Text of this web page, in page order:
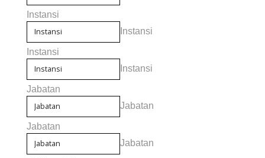
Instansi
Instansi
Instansi
Instansi
Jabatan
Jabatan
Jabatan
Jabatan